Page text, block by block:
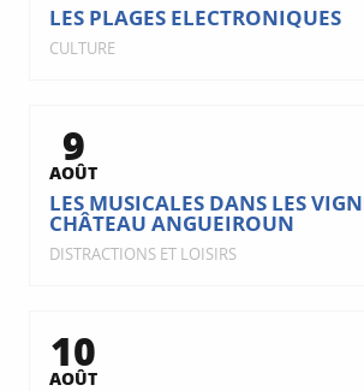
LES PLAGES ELECTRONIQUES
CULTURE
9
AOÛT
LES MUSICALES DANS LES
CHÂTEAU ANGUEIROUN
DISTRACTIONS ET LOISIRS
10
AOÛT